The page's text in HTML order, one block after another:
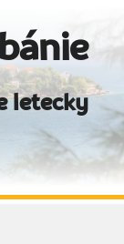
letecky